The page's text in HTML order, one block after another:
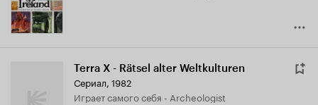
Terra X - Rätsel alter Weltkulturen
Сериал, 1982
играет самого себя - Archeologist